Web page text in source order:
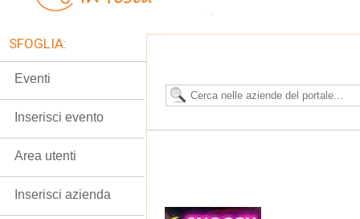
SFOGLIA:
Eventi
Inserisci evento
Area utenti
Inserisci azienda